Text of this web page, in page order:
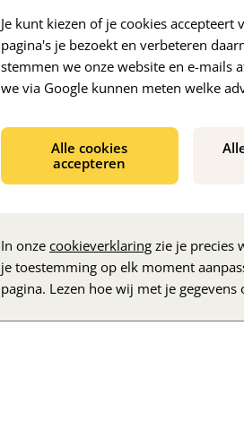
Je kunt kiezen of je cookies accepteert
pagina's je bezoekt en verbeteren
stemmen we onze website en e-mails
we via Google kunnen meten welke
Alle cookies
accepteren
In onze cookieverklaring zie je precies
je toestemming op elk moment
pagina. Lezen hoe wij met je